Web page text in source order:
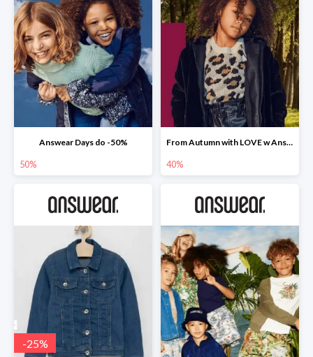
Answear Days do -50%
50%
From Autumn with LOVE w Answear do -40%
40%
-25%